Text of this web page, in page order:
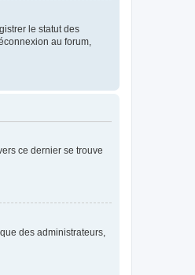
le statut des
au forum,
ce dernier se trouve
des administrateurs,